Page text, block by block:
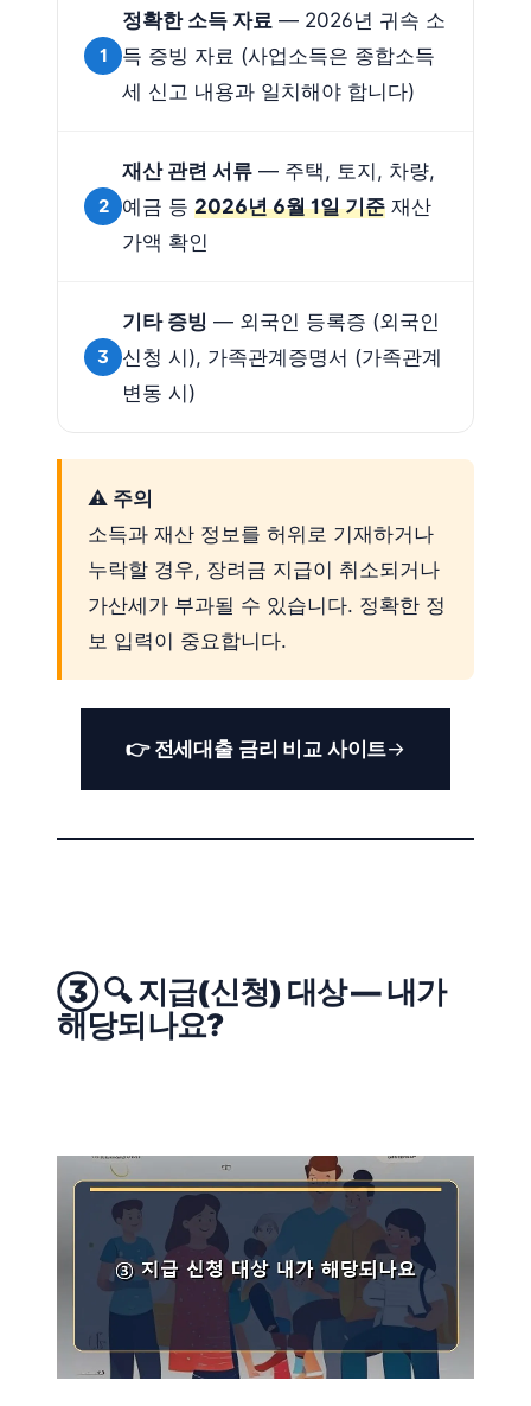
1
정확한 소득 자료 — 2026년 귀속 소
득 증빙 자료 (사업소득은 종합소득
세 신고 내용과 일치해야 합니다)
2
재산 관련 서류 — 주택, 토지, 차량,
예금 등 2026년 6월 1일 기준 재산
가액 확인
3
기타 증빙 — 외국인 등록증 (외국인
신청 시), 가족관계증명서 (가족관계
변동 시)
⚠️ 주의
소득과 재산 정보를 허위로 기재하거나
누락할 경우, 장려금 지급이 취소되거나
가산세가 부과될 수 있습니다. 정확한 정
보 입력이 중요합니다.
👉 전세대출 금리 비교 사이트
③ 🔍 지급(신청) 대상 — 내가
해당되나요?